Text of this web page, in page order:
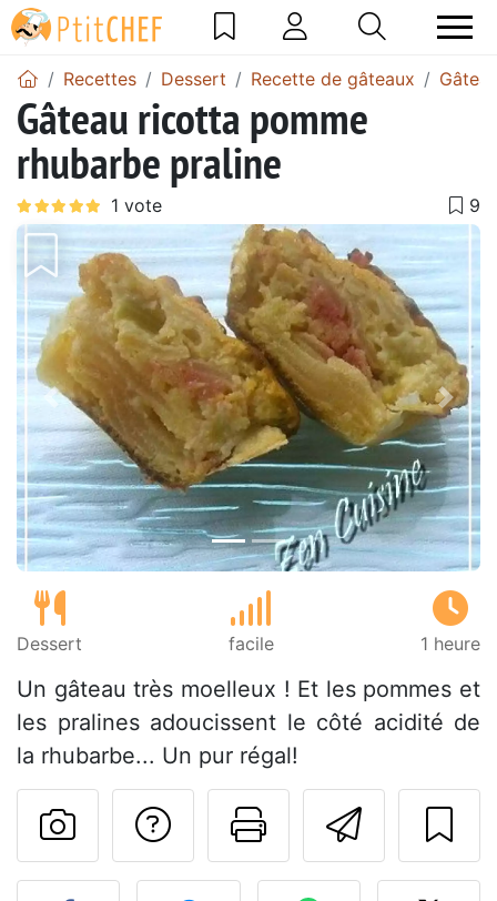
Recettes Dessert Recette de gâteaux
Gâteau ricotta pomme
rhubarbe praline
Précédent
Dessert facile 1 heure
Un gâteau très moelleux ! Et les pommes et
les pralines adoucissent le côté acidité de
la rhubarbe... Un pur régal!
Imprimer
Poser une
Publier votre photo de